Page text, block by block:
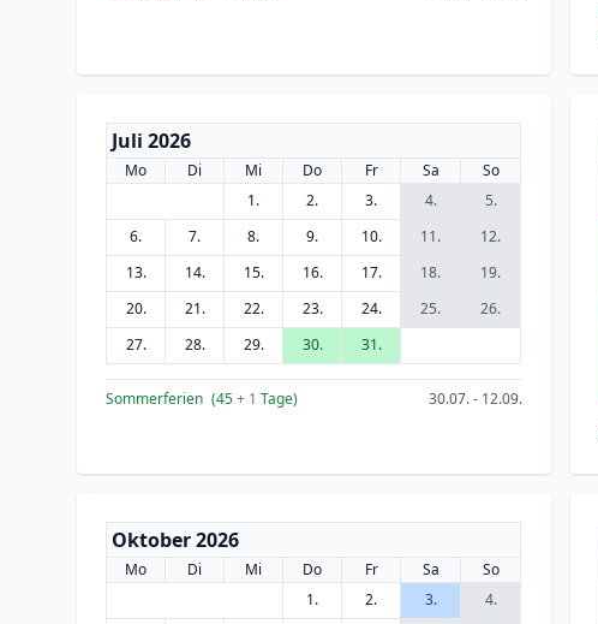
Juli 2026
Mo Di Mi Do Fr Sa
So
1.
2. 3. 4.
5.
6.
7. 8. 9. 10. 11.
12.
13.
14. 15. 16. 17. 18.
19.
20.
21. 22. 23. 24. 25.
26.
27.
28. 29. 30. 31.
Sommerferien (45+ 1 Tage) 30.07. - 12.09.
Oktober 2026
Mo Di Mi Do Fr Sa
So
1.
2. 3.
4.